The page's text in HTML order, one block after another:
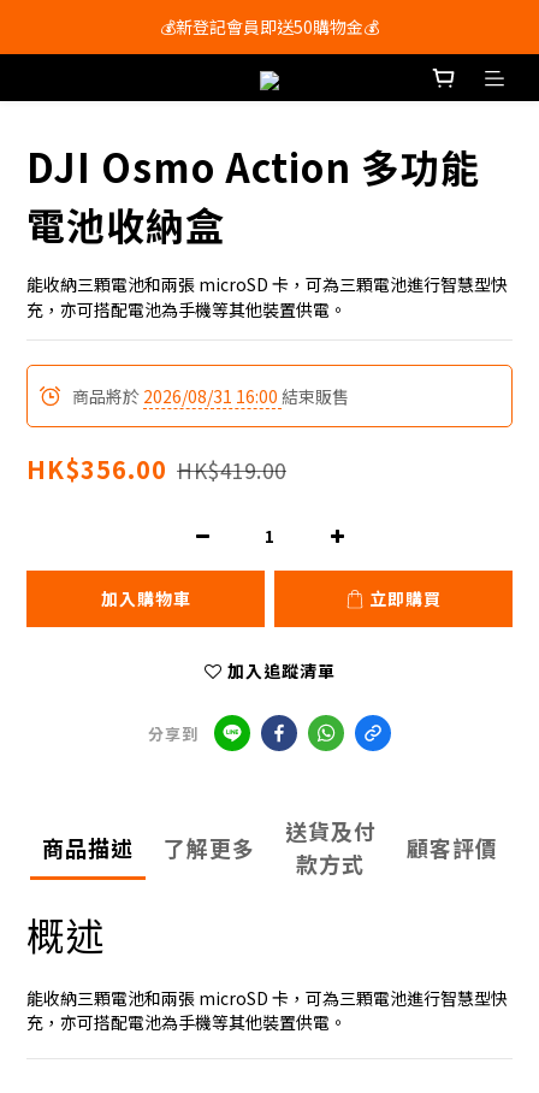
會員尊享購物滿$250即享免運費🚚
💰新登記會員即送50購物金💰
會員尊享購物滿$250即享免運費🚚
DJI Osmo Action 多功能
電池收納盒
能收納三顆電池和兩張 microSD 卡，可為三顆電池進行智慧型快
充，亦可搭配電池為手機等其他裝置供電。
商品將於 2026/08/31 16:00 結束販售
HK$356.00 HK$419.00
加入購物車 立即購買
加入追蹤清單
分享到
商品描述 了解更多
送貨及付
款方式
顧客評價
概述
能收納三顆電池和兩張 microSD 卡，可為三顆電池進行智慧型快
充，亦可搭配電池為手機等其他裝置供電。